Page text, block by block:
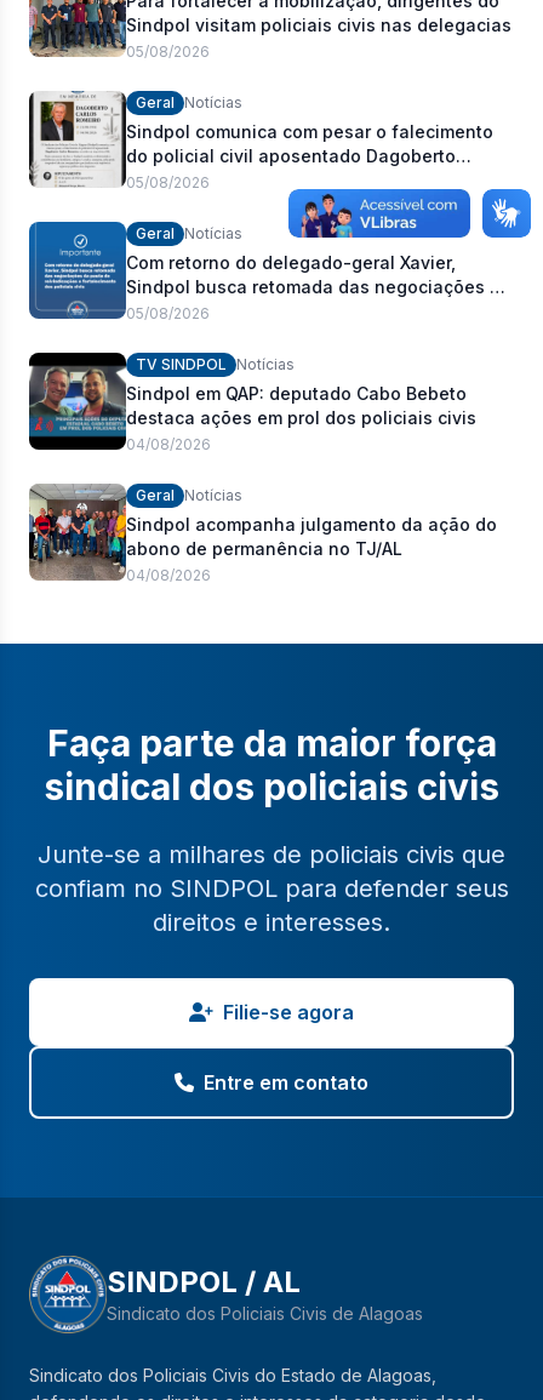
Sindpol visitam policiais civis nas delegacias
05/08/2026
Geral Notícias
Sindpol comunica com pesar o falecimento
do policial civil aposentado Dagoberto
Carlos Romeiro
05/08/2026
Geral Notícias
Com retorno do delegado-geral Xavier,
Sindpol busca retomada das negociações da
pauta de reivindicações e fortalecimento dos
05/08/2026
TV SINDPOL Notícias
Sindpol em QAP: deputado Cabo Bebeto
destaca ações em prol dos policiais civis
04/08/2026
Geral Notícias
Sindpol acompanha julgamento da ação do
abono de permanência no TJ/AL
04/08/2026
Faça parte da maior força
sindical dos policiais civis
Junte-se a milhares de policiais civis que
confiam no SINDPOL para defender seus
direitos e interesses.
Filie-se agora
Entre em contato
SINDPOL / AL
Sindicato dos Policiais Civis de Alagoas
Sindicato dos Policiais Civis do Estado de Alagoas,